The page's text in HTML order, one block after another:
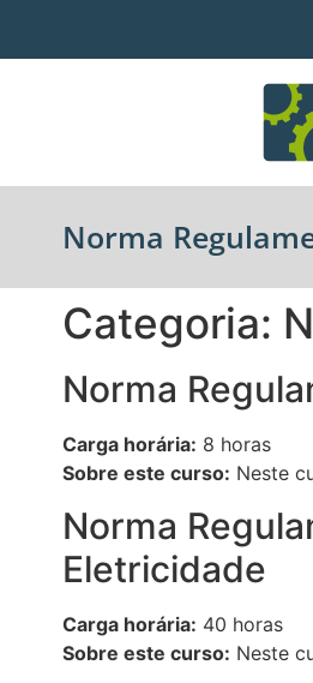
Norma
Categoria:
Norma
Carga horária: 8 horas
Sobre este curso: Neste
Norma
Eletricidade
Carga horária: 40 horas
Sobre este curso: Neste